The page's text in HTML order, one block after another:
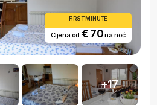
FIRST MINUTE
Cijena od € 70na noć
+17